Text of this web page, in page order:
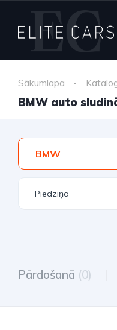
Sākumlapa
BMW auto
BMW
Pārdošanā (0)